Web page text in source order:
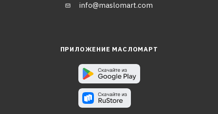
info@maslomart.com
ПРИЛОЖЕНИЕ МАСЛОМАРТ